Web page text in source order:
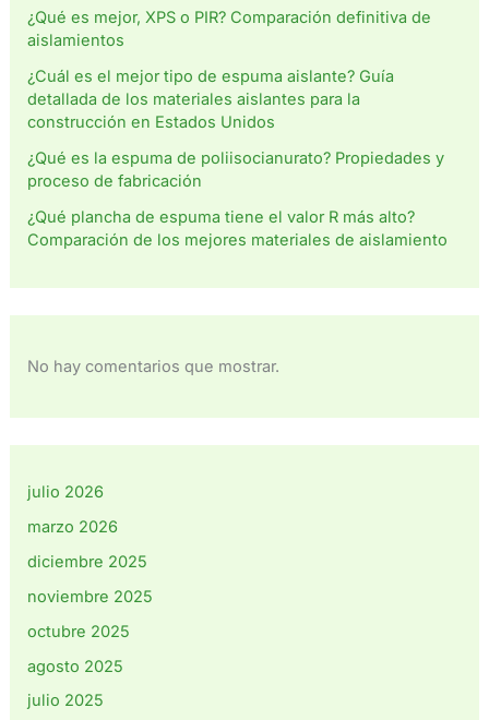
¿Qué es mejor, XPS o PIR? Comparación definitiva de
aislamientos
¿Cuál es el mejor tipo de espuma aislante? Guía
detallada de los materiales aislantes para la
construcción en Estados Unidos
¿Qué es la espuma de poliisocianurato? Propiedades y
proceso de fabricación
¿Qué plancha de espuma tiene el valor R más alto?
Comparación de los mejores materiales de aislamiento
No hay comentarios que mostrar.
julio 2026
marzo 2026
diciembre 2025
noviembre 2025
octubre 2025
agosto 2025
julio 2025